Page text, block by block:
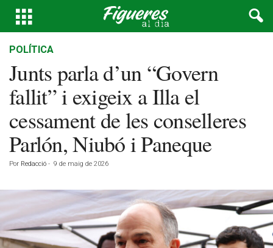
POLÍTICA
Junts parla d’un “Govern
fallit” i exigeix a Illa el
cessament de les conselleres
Parlón, Niubó i Paneque
Por Redacció - 9 de maig de 2026